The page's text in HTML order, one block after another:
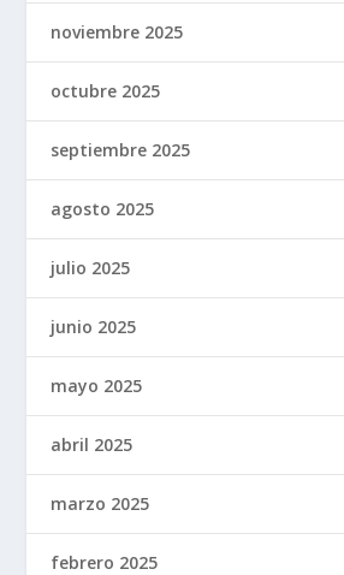
noviembre 2025
octubre 2025
septiembre 2025
agosto 2025
julio 2025
junio 2025
mayo 2025
abril 2025
marzo 2025
febrero 2025